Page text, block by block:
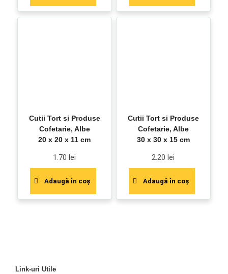
Cutii Tort si Produse
Cofetarie, Albe
20 x 20 x 11 cm
1.70 lei
Adaugă în coș
Cutii Tort si Produse
Cofetarie, Albe
30 x 30 x 15 cm
2.20 lei
Adaugă în coș
Link-uri Utile